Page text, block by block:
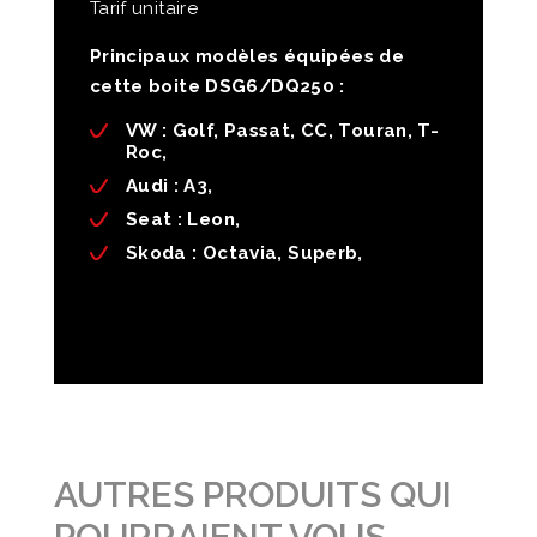
Tarif unitaire
Principaux modèles équipées de
cette boite DSG6/DQ250 :
VW : Golf, Passat, CC, Touran, T-
Roc,
Audi : A3,
Seat : Leon,
Skoda : Octavia, Superb,
AUTRES PRODUITS QUI